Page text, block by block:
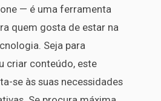
— é uma ferramenta
quem gosta de estar na
Seja para
criar conteúdo, este
se às suas necessidades